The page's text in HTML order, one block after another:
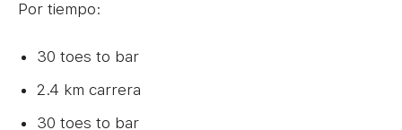
Por tiempo:
30 toes to bar
2.4 km carrera
30 toes to bar